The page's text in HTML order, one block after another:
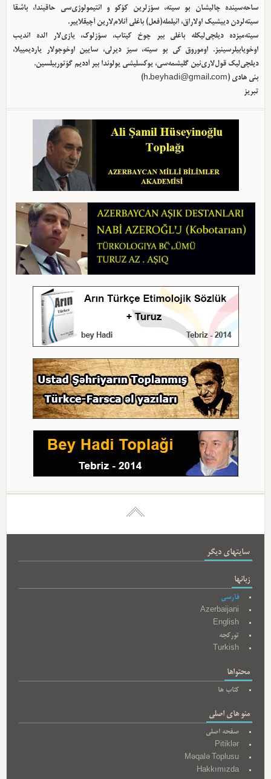
ساحه‌سینده چالیشان بو سیته، سؤزلرین کؤکو و ائتیمولوژی‌سی حاقیندا، باشقا
سیته‌لردن دییشیک اولا‌راق، ائیلمله(فعل) باغلی آنلام‌لارین آچیقلاییر.
سیته‌میزده دیلچی‌لیکله باغلی بیر چوخ کیتاب، سؤزلوک، یازی‌لار الده ائدیب
اوخویابیلرسینیز. اوموروق کی بو سیته، سیز دیرلی، سایین اوخوجولار یاردیمییلا،
دیلچی‌لیک قول‌لاری‌نین گلیشمه‌سی، یوکسلیشی یولوندا بیر آددیم گؤتوربیلسین.
بئی هادی (h.beyhadi@gmail.com
)
تبریز
سایتهای دیگر
زبانها
فارسی
Azerbaijani
English
تورکجه
Turkish
محتواها
کتاب ها
منو های اصلی
صفحه اصلی
Pitiklər
Məqalə Toplusu
Hakkımızda